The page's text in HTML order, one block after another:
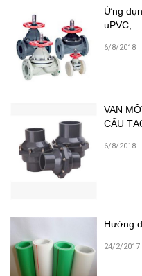
Ứng
uPVC, ...
6/8/2018
VAN
CẤU
6/8/2018
Hướng
24/2/2017